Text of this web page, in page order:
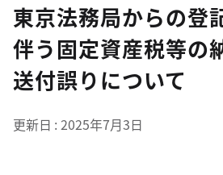
東京法務局からの登
伴う固定資産税等の
送付誤りについて
更新日 2025年7月3日